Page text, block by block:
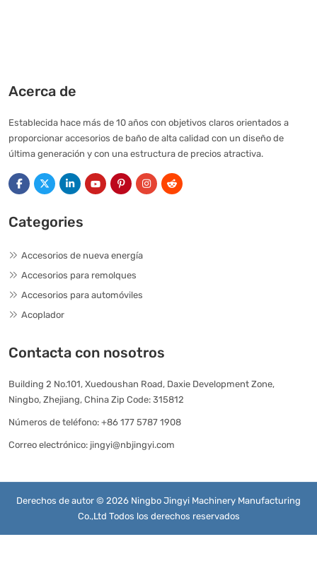
Acerca de
Establecida hace más de 10 años con objetivos claros orientados a
proporcionar accesorios de baño de alta calidad con un diseño de
última generación y con una estructura de precios atractiva.
Categories
Accesorios de nueva energía
Accesorios para remolques
Accesorios para automóviles
Acoplador
Contacta con nosotros
Building 2 No.101, Xuedoushan Road, Daxie Development Zone,
Ningbo, Zhejiang, China Zip Code: 315812
Números de teléfono: +86 177 5787 1908
Correo electrónico: jingyi@nbjingyi.com
Derechos de autor © 2026 Ningbo Jingyi Machinery Manufacturing
Co.,Ltd Todos los derechos reservados